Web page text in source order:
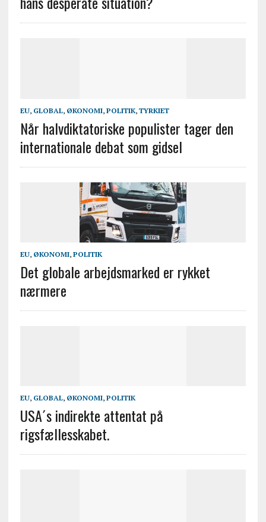
EU, GLOBAL, ØKONOMI, POLITIK, TYRKIET
Når halvdiktatoriske populister tager den
internationale debat som gidsel
EU, ØKONOMI, POLITIK
Det globale arbejdsmarked er rykket
nærmere
EU, GLOBAL, ØKONOMI, POLITIK
USA´s indirekte attentat på
rigsfællesskabet.